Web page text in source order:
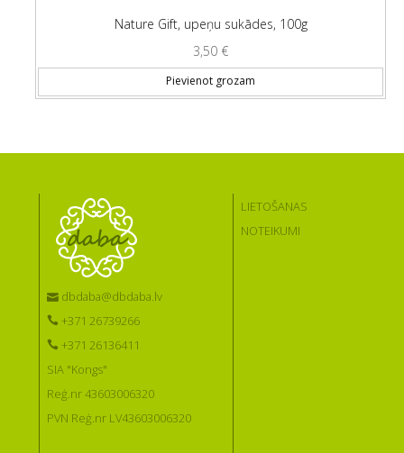
Nature Gift, upeņu sukādes, 100g
3,50 €
Pievienot grozam
dbdaba@dbdaba.lv
+371 26739266
+371 26136411
SIA "Kongs"
Reģ.nr 43603006320
PVN Reģ.nr LV43603006320
LIETOŠANAS
NOTEIKUMI